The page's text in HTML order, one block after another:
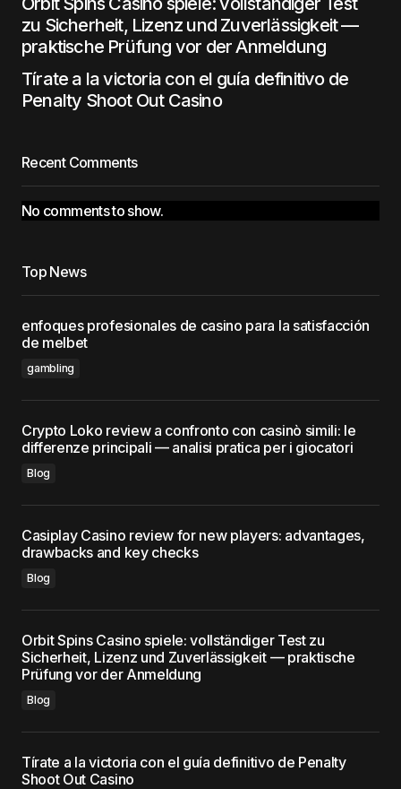
zu Sicherheit, Lizenz und Zuverlässigkeit —
praktische Prüfung vor der Anmeldung
Tírate a la victoria con el guía definitivo de
Penalty Shoot Out Casino
Recent Comments
No comments to show.
Top News
enfoques profesionales de casino para la satisfacción
de melbet
gambling
Crypto Loko review a confronto con casinò simili: le
differenze principali — analisi pratica per i giocatori
Blog
Casiplay Casino review for new players: advantages,
drawbacks and key checks
Blog
Orbit Spins Casino spiele: vollständiger Test zu
Sicherheit, Lizenz und Zuverlässigkeit — praktische
Prüfung vor der Anmeldung
Blog
Tírate a la victoria con el guía definitivo de Penalty
Shoot Out Casino